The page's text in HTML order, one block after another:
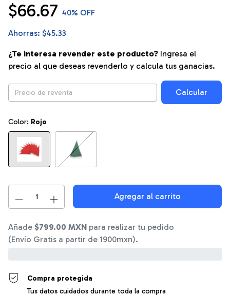
$66.67 40% OFF
Ahorras: $45.33
¿Te interesa revender este producto? Ingresa el
precio al que deseas revenderlo y calcula tus ganacias.
Calcular
Color: Rojo
Añade $799.00 MXN para realizar tu pedido
(Envío Gratis a partir de 1900mxn).
Compra protegida
Tus datos cuidados durante toda la compra